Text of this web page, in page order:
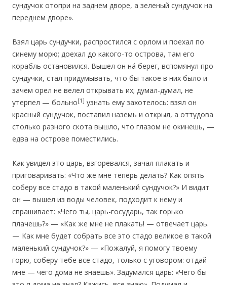
сундучок отопри на заднем дворе, а зеленый сундучок на
переднем дворе».
Взял царь сундучки, распростился с орлом и поехал по
синему морю; доехал до какого-то острова, там его
корабль остановился. Вышел он на́ берег, вспомянул про
сундучки, стал придумывать, что бы такое в них было и
зачем орел не велел открывать их; думал-думал, не
утерпел — больно[1] узнать ему захотелось: взял он
красный сундучок, поставил наземь и открыл, а оттудова
столько разного скота вышло, что глазом не окинешь, —
едва на острове поместились.
Как увидел это царь, взгоревался, зачал плакать и
приговаривать: «Что же мне теперь делать? Как опять
соберу все стадо в такой маленький сундучок?» И видит
он — вышел из воды человек, подходит к нему и
спрашивает: «Чего ты, царь-государь, так горько
плачешь?» — «Как же мне не плакать! — отвечает царь.
— Как мне будет собрать все это стадо великое в такой
маленький сундучок?» — «Пожалуй, я помогу твоему
горю, соберу тебе все стадо, только с уговором: отдай
мне — чего дома не знаешь». Задумался царь: «Чего бы